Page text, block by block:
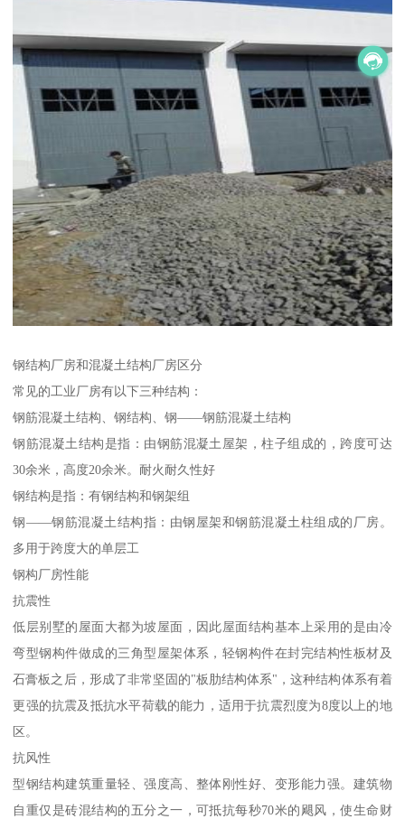
钢结构厂房和混凝土结构厂房区分
常见的工业厂房有以下三种结构：
钢筋混凝土结构、钢结构、钢——钢筋混凝土结构
钢筋混凝土结构是指：由钢筋混凝土屋架，柱子组成的，跨度可达
30余米，高度20余米。耐火耐久性好
钢结构是指：有钢结构和钢架组
钢——钢筋混凝土结构指：由钢屋架和钢筋混凝土柱组成的厂房。
多用于跨度大的单层工
钢构厂房性能
抗震性
低层别墅的屋面大都为坡屋面，因此屋面结构基本上采用的是由冷
弯型钢构件做成的三角型屋架体系，轻钢构件在封完结构性板材及
石膏板之后，形成了非常坚固的"板肋结构体系"，这种结构体系有着
更强的抗震及抵抗水平荷载的能力，适用于抗震烈度为8度以上的地
区。
抗风性
型钢结构建筑重量轻、强度高、整体刚性好、变形能力强。建筑物
自重仅是砖混结构的五分之一，可抵抗每秒70米的飓风，使生命财